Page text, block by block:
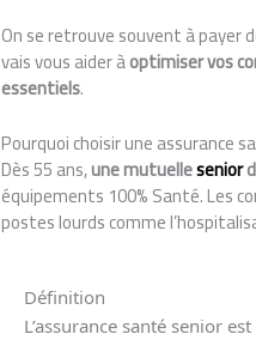
On se retrouve souvent à
vais vous aider àoptimiser vos
essentiels.
Pourquoi choisir une assurance
Dès 55 ans,une mutuellesenior
équipements 100% Santé. Les
postes lourds comme
Définition
L’assurance santé senior